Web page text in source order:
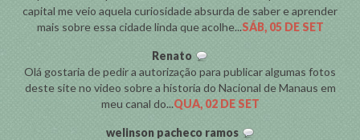
capital me veio aquela curiosidade absurda de saber e aprender
mais sobre essa cidade linda que acolhe...SÁB, 05 DE SET
Renato
Olá gostaria de pedir a autorização para publicar algumas fotos
deste site no video sobre a historia do Nacional de Manaus em
meu canal do...QUA, 02 DE SET
welinson pacheco ramos